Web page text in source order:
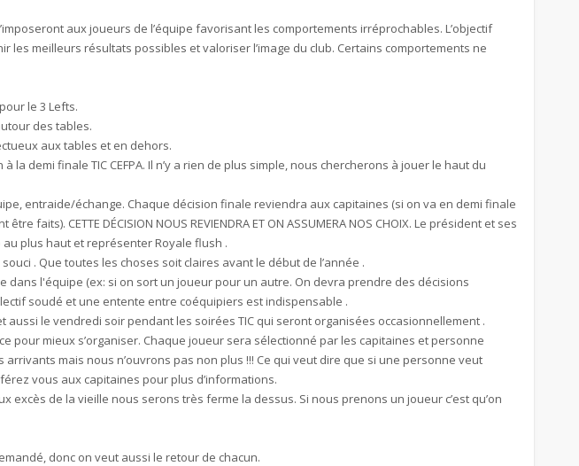
aux joueurs de l’équipe favorisant les comportements irréprochables. L’objectif
meilleurs résultats possibles et valoriser l’image du club. Certains comportements ne
le 3 Lefts.
des tables.
aux tables et en dehors.
demi finale TIC CEFPA. Il n’y a rien de plus simple, nous chercherons à jouer le haut du
entraide/échange. Chaque décision finale reviendra aux capitaines (si on va en demi finale
CETTE DÉCISION NOUS REVIENDRA ET ON ASSUMERA NOS CHOIX. Le président et ses
plus haut et représenter Royale flush .
. Que toutes les choses soit claires avant le début de l’année .
l'équipe (ex: si on sort un joueur pour un autre. On devra prendre des décisions
soudé et une entente entre coéquipiers est indispensable .
le vendredi soir pendant les soirées TIC qui seront organisées occasionnellement .
pour mieux s’organiser. Chaque joueur sera sélectionné par les capitaines et personne
mais nous n’ouvrons pas non plus !!! Ce qui veut dire que si une personne veut
vous aux capitaines pour plus d’informations.
de la vieille nous serons très ferme la dessus. Si nous prenons un joueur c’est qu’on
donc on veut aussi le retour de chacun.